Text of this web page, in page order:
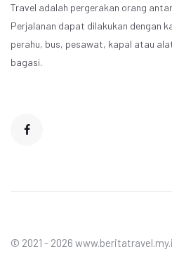
Travel adalah pergerakan orang
Perjalanan dapat dilakukan dengan
perahu, bus, pesawat, kapal atau
bagasi.
© 2021 - 2026